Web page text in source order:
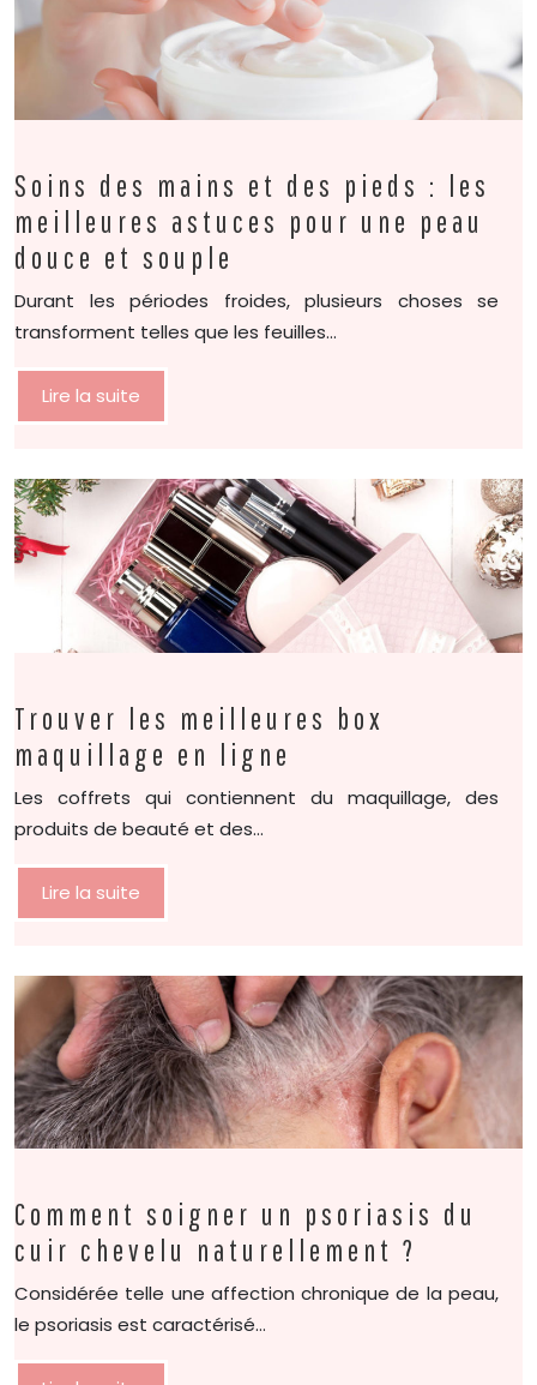
Soins des mains et des pieds : les
meilleures astuces pour une peau
douce et souple
Durant les périodes froides, plusieurs choses se
transforment telles que les feuilles…
Lire la suite
Trouver les meilleures box
maquillage en ligne
Les coffrets qui contiennent du maquillage, des
produits de beauté et des…
Lire la suite
Comment soigner un psoriasis du
cuir chevelu naturellement ?
Considérée telle une affection chronique de la peau,
le psoriasis est caractérisé…